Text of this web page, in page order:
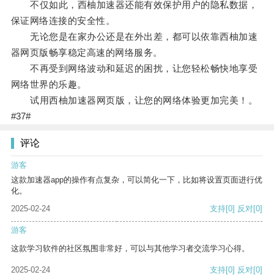
不仅如此，西柚加速器还能有效保护用户的隐私数据，
保证网络连接的安全性。
无论您是在家办公还是在外出差，都可以依靠西柚加速
器网页版畅享稳定高速的网络服务。
不再受到网络波动和延迟的困扰，让您轻松畅快地享受
网络世界的乐趣。
试用西柚加速器网页版，让您的网络体验更加完美！。
#37#
评论
游客
这款加速器app的操作有点复杂，可以简化一下，比如将设置页面进行优
化。
2025-02-24
支持[0] 反对[0]
游客
这款学习软件的社区氛围非常好，可以与其他学习者交流学习心得。
2025-02-24 支持[0] 反对[0]